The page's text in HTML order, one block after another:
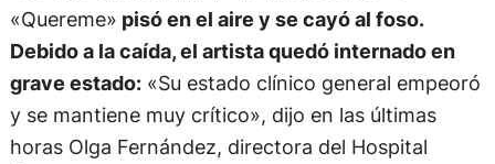
«Quereme» pisó en el aire y se cayó al foso.
Debido a la caída, el artista quedó internado en
grave estado:«Su estado clínico general empeoró
y se mantiene muy crítico», dijo en las últimas
horas Olga Fernández, directora del Hospital